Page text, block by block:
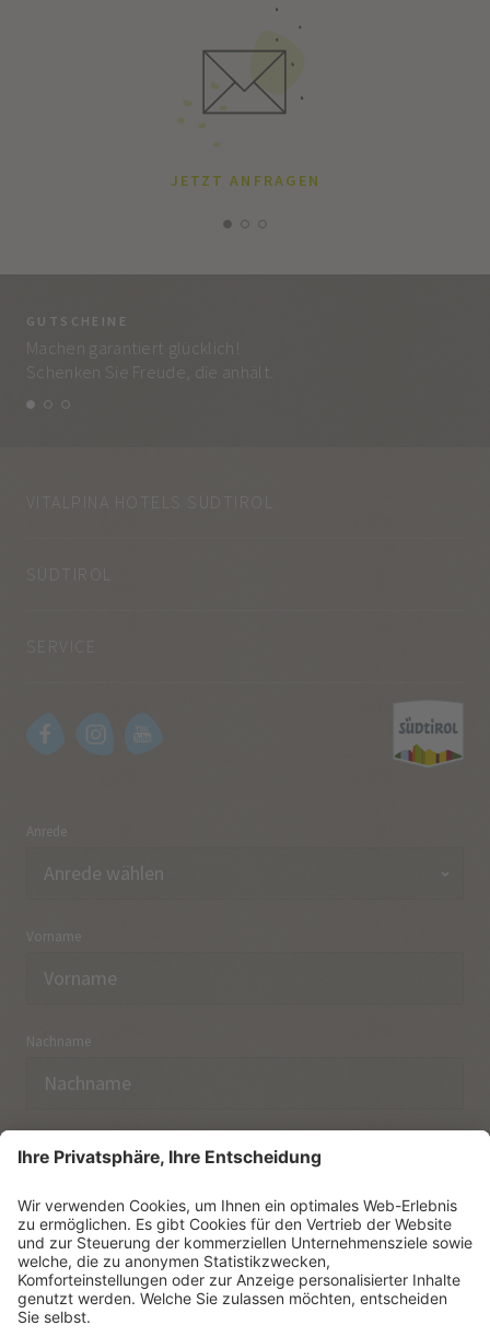
JETZT ANFRAGEN
GUTSCHEINE
Machen garantiert glücklich!
Schenken Sie Freude, die anhält.
VITALPINA HOTELS SÜDTIROL
SÜDTIROL
Anrede
Vorname
Nachname
E-Mail
Ich habe dieDatenschutzerklärungzur Kenntnis
genommen.